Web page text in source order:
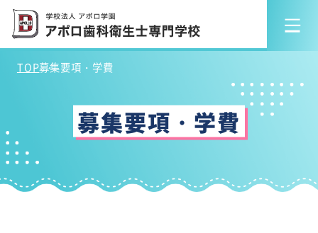
TOP募集要項・学費
募集要項・学費